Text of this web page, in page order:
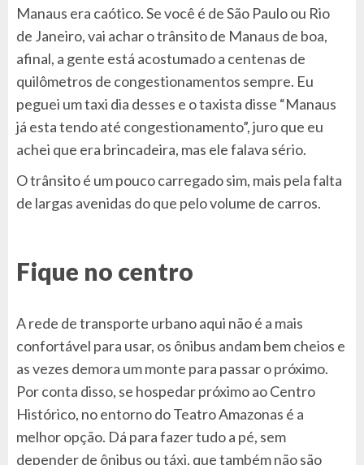
Manaus era caótico. Se você é de São Paulo ou Rio
de Janeiro, vai achar o trânsito de Manaus de boa,
afinal, a gente está acostumado a centenas de
quilômetros de congestionamentos sempre. Eu
peguei um taxi dia desses e o taxista disse “Manaus
já esta tendo até congestionamento”, juro que eu
achei que era brincadeira, mas ele falava sério.
O trânsito é um pouco carregado sim, mais pela falta
de largas avenidas do que pelo volume de carros.
Fique no centro
A rede de transporte urbano aqui não é a mais
confortável para usar, os ônibus andam bem cheios e
as vezes demora um monte para passar o próximo.
Por conta disso, se hospedar próximo ao Centro
Histórico, no entorno do Teatro Amazonas é a
melhor opção. Dá para fazer tudo a pé, sem
depender de ônibus ou táxi, que também não são